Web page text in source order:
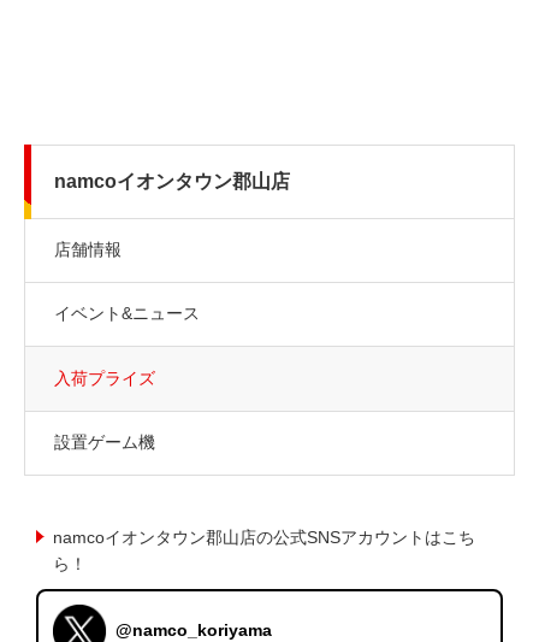
namcoイオンタウン郡山店
店舗情報
イベント&ニュース
入荷プライズ
設置ゲーム機
namcoイオンタウン郡山店の公式SNSアカウントはこち
ら！
@namco_koriyama